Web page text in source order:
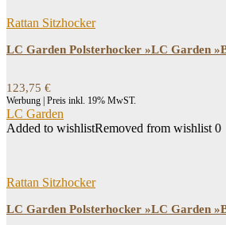
Rattan Sitzhocker
LC Garden Polsterhocker »LC Garden
123,75 €
Werbung | Preis inkl. 19% MwST.
LC Garden
Added to wishlistRemoved from wishlist 0
Rattan Sitzhocker
LC Garden Polsterhocker »LC Garden